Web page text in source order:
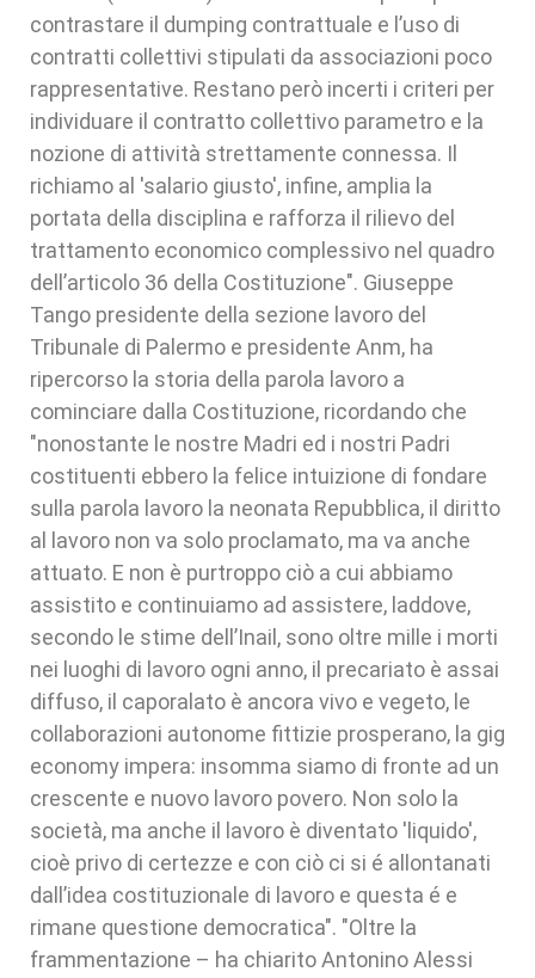
contrastare il dumping contrattuale e l’uso di
contratti collettivi stipulati da associazioni poco
rappresentative. Restano però incerti i criteri per
individuare il contratto collettivo parametro e la
nozione di attività strettamente connessa. Il
richiamo al 'salario giusto', infine, amplia la
portata della disciplina e rafforza il rilievo del
trattamento economico complessivo nel quadro
dell’articolo 36 della Costituzione". Giuseppe
Tango presidente della sezione lavoro del
Tribunale di Palermo e presidente Anm, ha
ripercorso la storia della parola lavoro a
cominciare dalla Costituzione, ricordando che
"nonostante le nostre Madri ed i nostri Padri
costituenti ebbero la felice intuizione di fondare
sulla parola lavoro la neonata Repubblica, il diritto
al lavoro non va solo proclamato, ma va anche
attuato. E non è purtroppo ciò a cui abbiamo
assistito e continuiamo ad assistere, laddove,
secondo le stime dell’Inail, sono oltre mille i morti
nei luoghi di lavoro ogni anno, il precariato è assai
diffuso, il caporalato è ancora vivo e vegeto, le
collaborazioni autonome fittizie prosperano, la gig
economy impera: insomma siamo di fronte ad un
crescente e nuovo lavoro povero. Non solo la
società, ma anche il lavoro è diventato 'liquido',
cioè privo di certezze e con ciò ci si é allontanati
dall’idea costituzionale di lavoro e questa é e
rimane questione democratica". "Oltre la
frammentazione – ha chiarito Antonino Alessi